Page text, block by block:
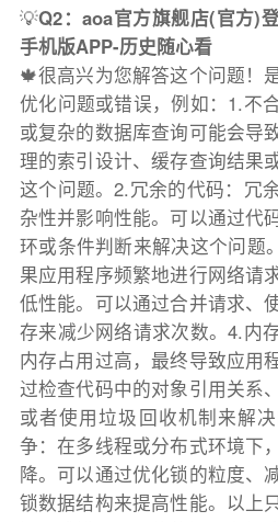
💡Q2：aoa官方旗舰店(官方)
手机版APP-历史随心看
🍁很高兴为您解答这个问题！
优化问题或错误，例如：1.不
或复杂的数据库查询可能会导
理的索引设计、缓存查询结果
这个问题。2.冗余的代码：冗
杂性并影响性能。可以通过代
环或条件判断来解决这个问题
果应用程序频繁地进行网络请
低性能。可以通过合并请求、
存来减少网络请求次数。4.内
内存占用过高，最终导致应用
过检查代码中的对象引用关系
或者使用垃圾回收机制来解
争：在多线程或分布式环境下
降。可以通过优化锁的粒度、
锁数据结构来提高性能。以上